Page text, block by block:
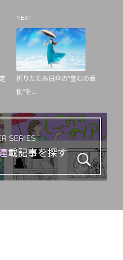
NEXT
折りたたみ日傘の“畳むの面
倒”を...